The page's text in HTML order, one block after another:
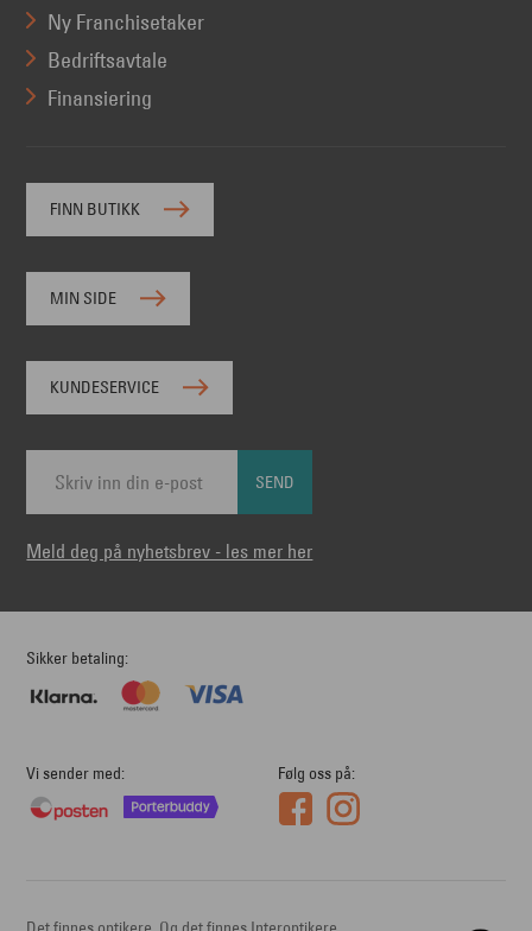
Ny Franchisetaker
Bedriftsavtale
Finansiering
FINN BUTIKK
MIN SIDE
KUNDESERVICE
SEND
Meld deg på nyhetsbrev - les mer her
Sikker betaling
Vi sender med Følg oss på